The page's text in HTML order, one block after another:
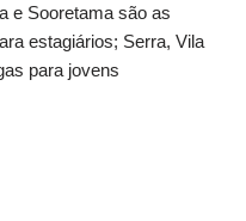
e Sooretama são as
estagiários; Serra, Vila
para jovens